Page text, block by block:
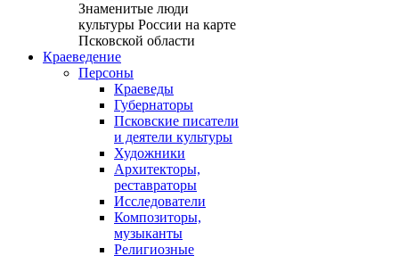
Знаменитые люди
культуры России на карте
Псковской области
Краеведение
Персоны
Краеведы
Губернаторы
Псковские писатели
и деятели культуры
Художники
Архитекторы,
реставраторы
Исследователи
Композиторы,
музыканты
Религиозные